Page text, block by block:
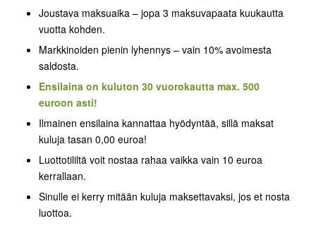
Joustava maksuaika – jopa 3 maksuvapaata kuukautta
vuotta kohden.
Markkinoiden pienin lyhennys – vain 10% avoimesta
saldosta.
Ensilaina on kuluton 30 vuorokautta max. 500
euroon asti!
Ilmainen ensilaina kannattaa hyödyntää, sillä maksat
kuluja tasan 0,00 euroa!
Luottotililtä voit nostaa rahaa vaikka vain 10 euroa
kerrallaan.
Sinulle ei kerry mitään kuluja maksettavaksi, jos et nosta
luottoa.